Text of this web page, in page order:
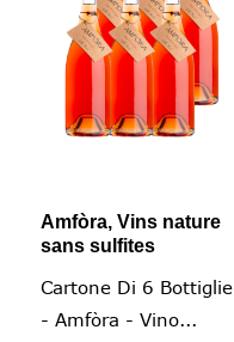
Amfòra, Vins nature
sans sulfites
Cartone Di 6 Bottiglie
- Amfòra - Vino...